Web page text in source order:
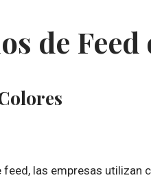
de
feed, las empresas utilizan